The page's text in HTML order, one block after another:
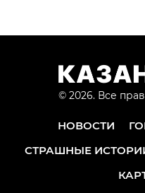
© 2026. Все
НОВОСТИ
СТРАШНЫЕ